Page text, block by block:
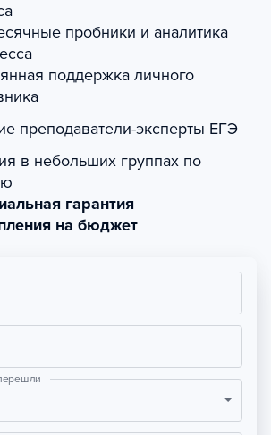
пробники и аналитика
поддержка личного
преподаватели-эксперты ЕГЭ
в небольших группах по
гарантия
на бюджет